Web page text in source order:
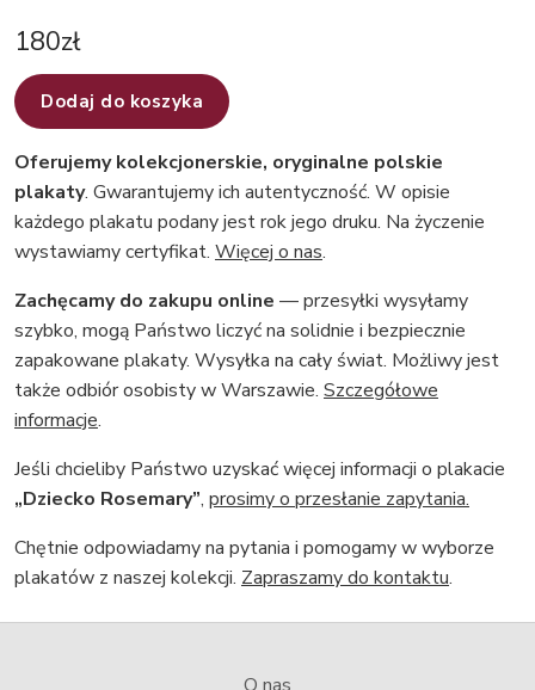
180zł
Dodaj do koszyka
Oferujemy kolekcjonerskie, oryginalne polskie
plakaty. Gwarantujemy ich autentyczność. W opisie
każdego plakatu podany jest rok jego druku. Na życzenie
wystawiamy certyfikat. Więcej o nas.
Zachęcamy do zakupu online — przesyłki wysyłamy
szybko, mogą Państwo liczyć na solidnie i bezpiecznie
zapakowane plakaty. Wysyłka na cały świat. Możliwy jest
także odbiór osobisty w Warszawie. Szczegółowe
informacje.
Jeśli chcieliby Państwo uzyskać więcej informacji o plakacie
„Dziecko Rosemary”, prosimy o przesłanie zapytania.
Chętnie odpowiadamy na pytania i pomogamy w wyborze
plakatów z naszej kolekcji. Zapraszamy do kontaktu.